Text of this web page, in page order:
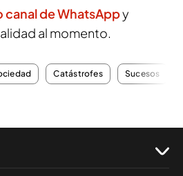
canal de WhatsAppy
al momento.
Catástrofes Sucesos